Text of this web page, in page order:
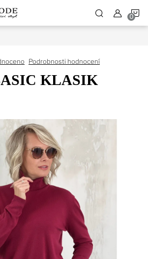
Podrobnosti hodnocení
KLASIK